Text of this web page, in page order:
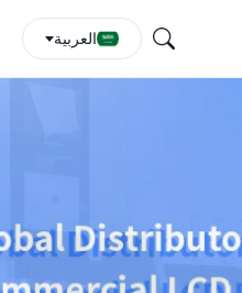
العربية